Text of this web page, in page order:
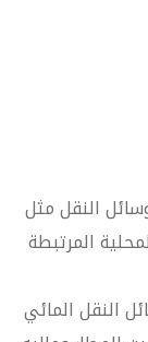
النقل مثل
المرتبطة
النقل المائي